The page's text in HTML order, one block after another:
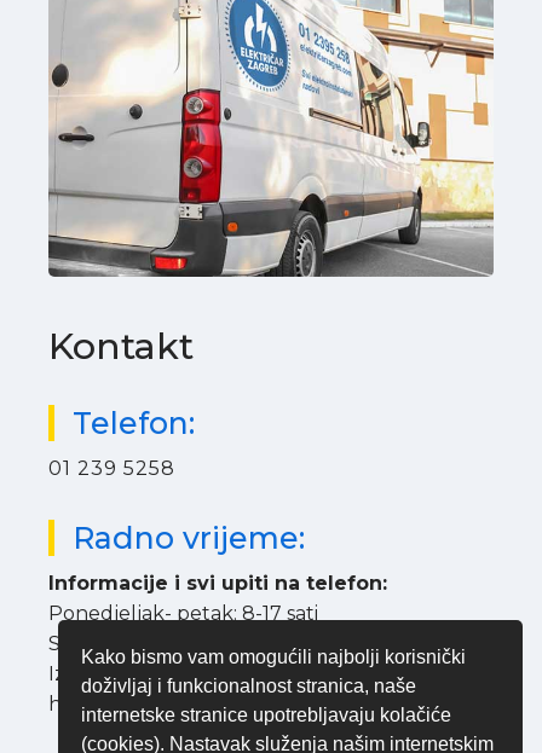
Kontakt
Telefon:
01 239 5258
Radno vrijeme:
Informacije i svi upiti na telefon:
Ponedjeljak- petak: 8-17 sati
Subota: 8-13 sati
Izvan toga vremena zvati
ISKLJUČIVO
hitne intervencije.
Kako bismo vam omogućili najbolji korisnički
doživljaj i funkcionalnost stranica, naše
internetske stranice upotrebljavaju kolačiće
(cookies). Nastavak služenja našim internetskim